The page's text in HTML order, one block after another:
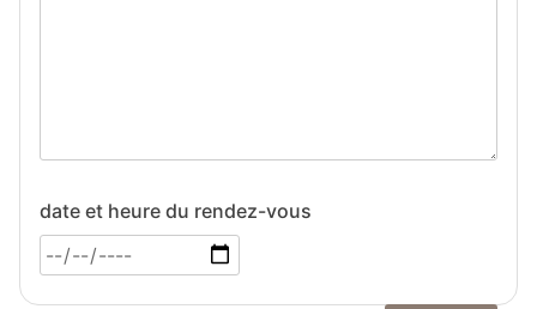
date et heure du rendez-vous